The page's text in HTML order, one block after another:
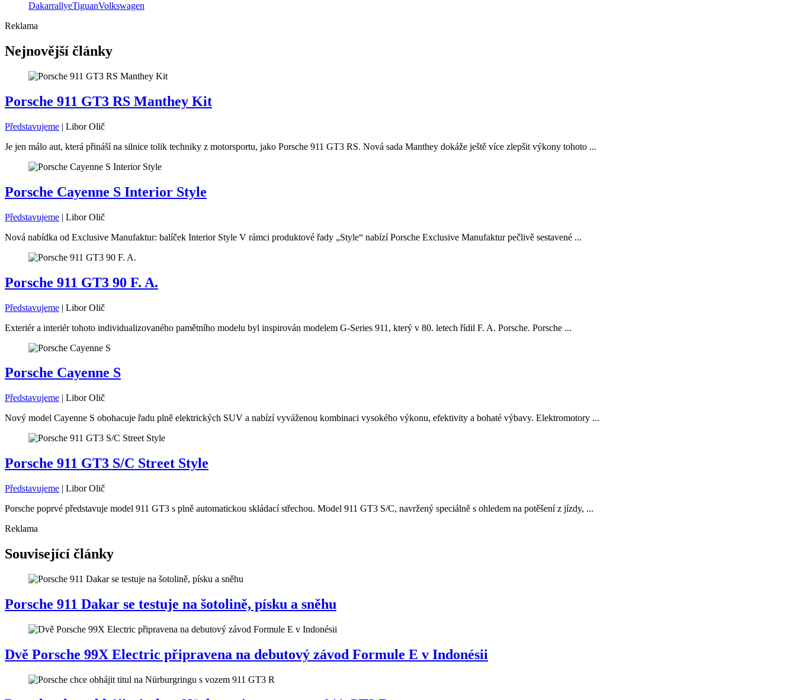
DakarrallyeTiguanVolkswagen
Reklama
Nejnovější články
Porsche 911 GT3 RS Manthey Kit
Představujeme | Libor Olič
Je jen málo aut, která přináší na silnice tolik techniky z motorsportu, jako Porsche 911 GT3 RS. Nová sada Manthey dokáže ještě více zlepšit výkony tohoto ...
Porsche Cayenne S Interior Style
Představujeme | Libor Olič
Nová nabídka od Exclusive Manufaktur: balíček Interior Style V rámci produktové řady „Style“ nabízí Porsche Exclusive Manufaktur pečlivě sestavené ...
Porsche 911 GT3 90 F. A.
Představujeme | Libor Olič
Exteriér a interiér tohoto individualizovaného pamětního modelu byl inspirován modelem G-Series 911, který v 80. letech řídil F. A. Porsche. Porsche ...
Porsche Cayenne S
Představujeme | Libor Olič
Nový model Cayenne S obohacuje řadu plně elektrických SUV a nabízí vyváženou kombinaci vysokého výkonu, efektivity a bohaté výbavy. Elektromotory ...
Porsche 911 GT3 S/C Street Style
Představujeme | Libor Olič
Porsche poprvé představuje model 911 GT3 s plně automatickou skládací střechou. Model 911 GT3 S/C, navržený speciálně s ohledem na potěšení z jízdy, ...
Reklama
Související články
Porsche 911 Dakar se testuje na šotolině, písku a sněhu
Dvě Porsche 99X Electric připravena na debutový závod Formule E v Indonésii